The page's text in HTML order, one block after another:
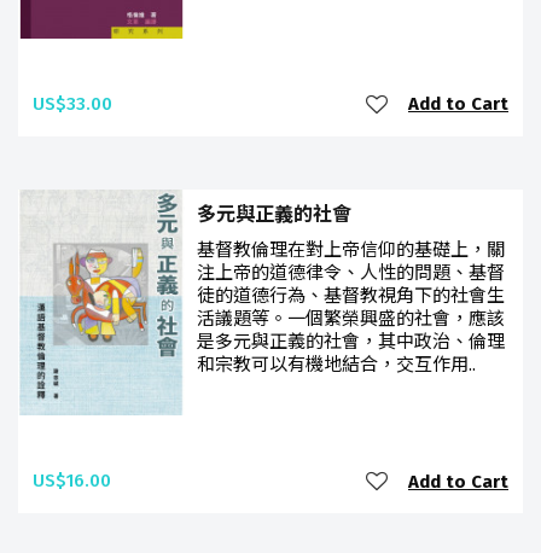
US$33.00 Add to Cart
多元與正義的社會
基督教倫理在對上帝信仰的基礎上，關
注上帝的道德律令、人性的問題、基督
徒的道德行為、基督教視角下的社會生
活議題等。一個繁榮興盛的社會，應該
是多元與正義的社會，其中政治、倫理
和宗教可以有機地結合，交互作用..
US$16.00 Add to Cart